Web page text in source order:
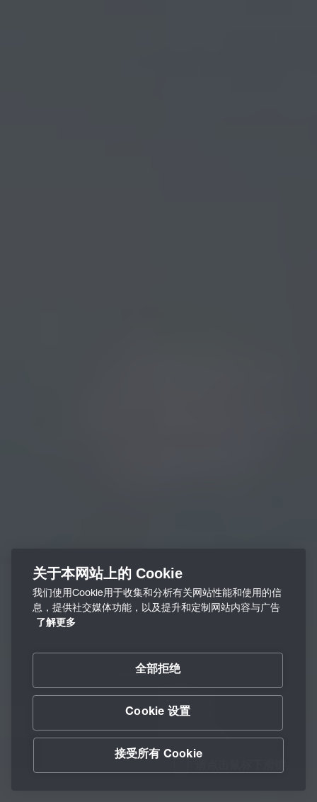
关于本网站上的 Cookie
我们使用Cookie用于收集和分析有关网站性能和使用的信
息，提供社交媒体功能，以及提升和定制网站内容与广告
了解更多
全部拒绝
Cookie 设置
接受所有 Cookie